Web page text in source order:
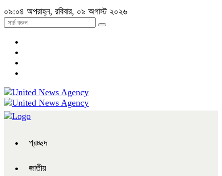
০৯:০৪ অপরাহ্ন, রবিবার, ০৯ অগাস্ট ২০২৬
প্রচ্ছদ
জাতীয়